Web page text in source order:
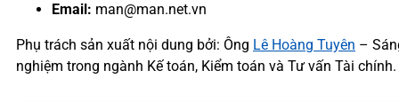
Email: man@man.net.vn
Phụ trách sản xuất nội dung bởi: Ông Lê Hoàng Tuyên –
nghiệm trong ngành Kế toán, Kiểm toán và Tư vấn Tài chính.